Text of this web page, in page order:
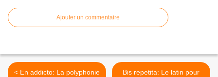
Ajouter un commentaire
< En addicto: La polyphonie
Bis repetita: Le latin pour